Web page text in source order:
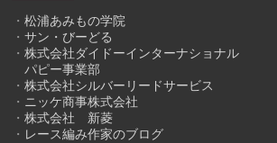
・松浦あみもの学院
・サン・びーどる
・株式会社ダイドーインターナショナル
パピー事業部
・株式会社シルバーリードサービス
・ ニッケ商事株式会社
・株式会社 新菱
・ レース編み作家のブログ